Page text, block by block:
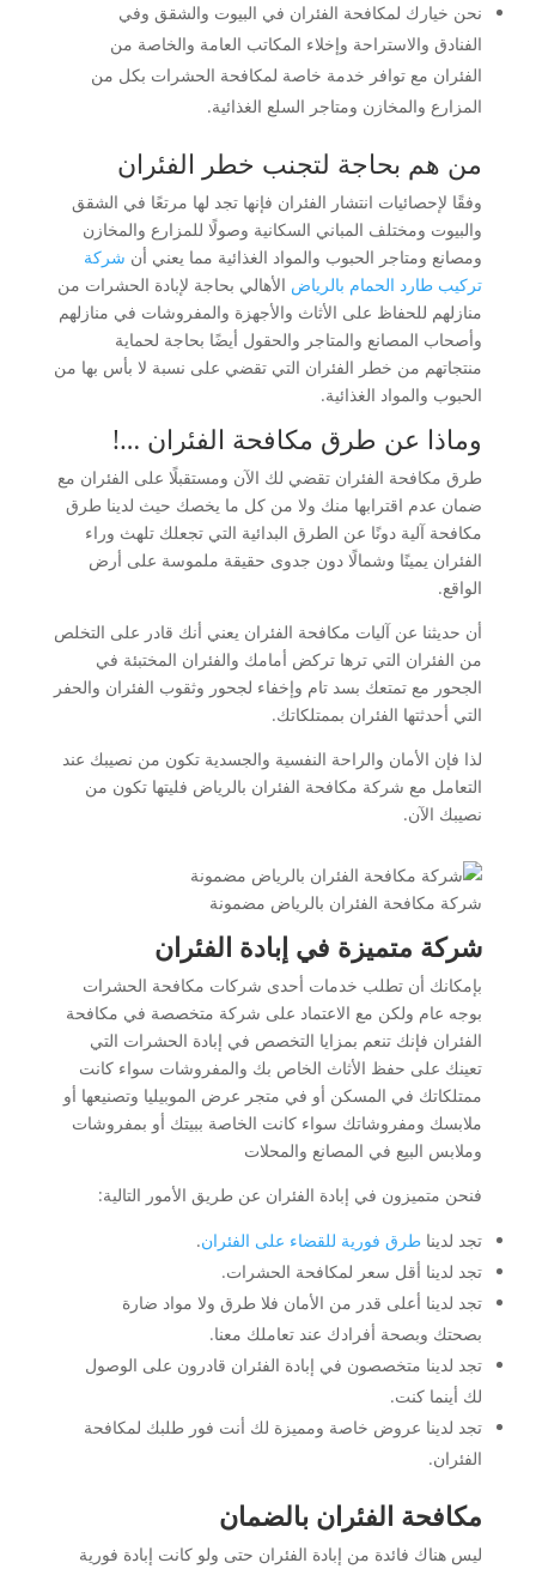
نحن خيارك لمكافحة الفئران في البيوت والشقق وفي
الفنادق والاستراحة وإخلاء المكاتب العامة والخاصة من
الفئران مع توافر خدمة خاصة لمكافحة الحشرات بكل من
المزارع والمخازن ومتاجر السلع الغذائية.
من هم بحاجة لتجنب خطر الفئران
وفقًا لإحصائيات انتشار الفئران فإنها تجد لها مرتعًا في الشقق
والبيوت ومختلف المباني السكانية وصولًا للمزارع والمخازن
ومصانع ومتاجر الحبوب والمواد الغذائية مما يعني أن شركة
تركيب طارد الحمام بالرياض الأهالي بحاجة لإبادة الحشرات من
منازلهم للحفاظ على الأثاث والأجهزة والمفروشات في منازلهم
وأصحاب المصانع والمتاجر والحقول أيضًا بحاجة لحماية
منتجاتهم من خطر الفئران التي تقضي على نسبة لا بأس بها من
الحبوب والمواد الغذائية.
وماذا عن طرق مكافحة الفئران …!
طرق مكافحة الفئران تقضي لك الآن ومستقبلًا على الفئران مع
ضمان عدم اقترابها منك ولا من كل ما يخصك حيث لدينا طرق
مكافحة آلية دونًا عن الطرق البدائية التي تجعلك تلهث وراء
الفئران يمينًا وشمالًا دون جدوى حقيقة ملموسة على أرض
الواقع.
أن حديثنا عن آليات مكافحة الفئران يعني أنك قادر على التخلص
من الفئران التي ترها تركض أمامك والفئران المختبئة في
الجحور مع تمتعك بسد تام وإخفاء لجحور وثقوب الفئران والحفر
التي أحدثتها الفئران بممتلكاتك.
لذا فإن الأمان والراحة النفسية والجسدية تكون من نصيبك عند
التعامل مع شركة مكافحة الفئران بالرياض فليتها تكون من
نصيبك الآن.
شركة مكافحة الفئران بالرياض مضمونة
شركة متميزة في إبادة الفئران
بإمكانك أن تطلب خدمات أحدى شركات مكافحة الحشرات
بوجه عام ولكن مع الاعتماد على شركة متخصصة في مكافحة
الفئران فإنك تنعم بمزايا التخصص في إبادة الحشرات التي
تعينك على حفظ الأثاث الخاص بك والمفروشات سواء كانت
ممتلكاتك في المسكن أو في متجر عرض الموبيليا وتصنيعها أو
ملابسك ومفروشاتك سواء كانت الخاصة ببيتك أو بمفروشات
وملابس البيع في المصانع والمحلات
فنحن متميزون في إبادة الفئران عن طريق الأمور التالية:
تجد لدينا طرق فورية للقضاء على الفئران.
تجد لدينا أقل سعر لمكافحة الحشرات.
تجد لدينا أعلى قدر من الأمان فلا طرق ولا مواد ضارة
بصحتك وبصحة أفرادك عند تعاملك معنا.
تجد لدينا متخصصون في إبادة الفئران قادرون على الوصول
لك أينما كنت.
تجد لدينا عروض خاصة ومميزة لك أنت فور طلبك لمكافحة
الفئران.
مكافحة الفئران بالضمان
ليس هناك فائدة من إبادة الفئران حتى ولو كانت إبادة فورية